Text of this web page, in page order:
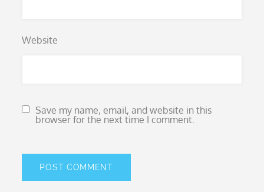
Website
Save my name, email, and website in this
browser for the next time I comment.